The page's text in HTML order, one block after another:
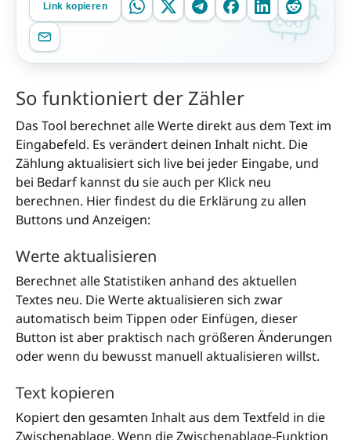
Link kopieren
So funktioniert der Zähler
Das Tool berechnet alle Werte direkt aus dem Text im
Eingabefeld. Es verändert deinen Inhalt nicht. Die
Zählung aktualisiert sich live bei jeder Eingabe, und
bei Bedarf kannst du sie auch per Klick neu
berechnen. Hier findest du die Erklärung zu allen
Buttons und Anzeigen:
Werte aktualisieren
Berechnet alle Statistiken anhand des aktuellen
Textes neu. Die Werte aktualisieren sich zwar
automatisch beim Tippen oder Einfügen, dieser
Button ist aber praktisch nach größeren Änderungen
oder wenn du bewusst manuell aktualisieren willst.
Text kopieren
Kopiert den gesamten Inhalt aus dem Textfeld in die
Zwischenablage. Wenn die Zwischenablage-Funktion